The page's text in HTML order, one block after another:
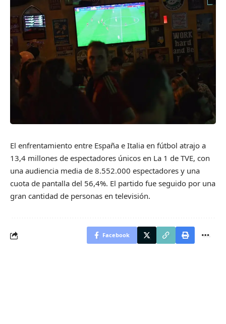
El enfrentamiento entre España e Italia en fútbol atrajo a
13,4 millones de espectadores únicos en La 1 de TVE, con
una audiencia media de 8.552.000 espectadores y una
cuota de pantalla del 56,4%. El partido fue seguido por una
gran cantidad de personas en televisión.
Facebook